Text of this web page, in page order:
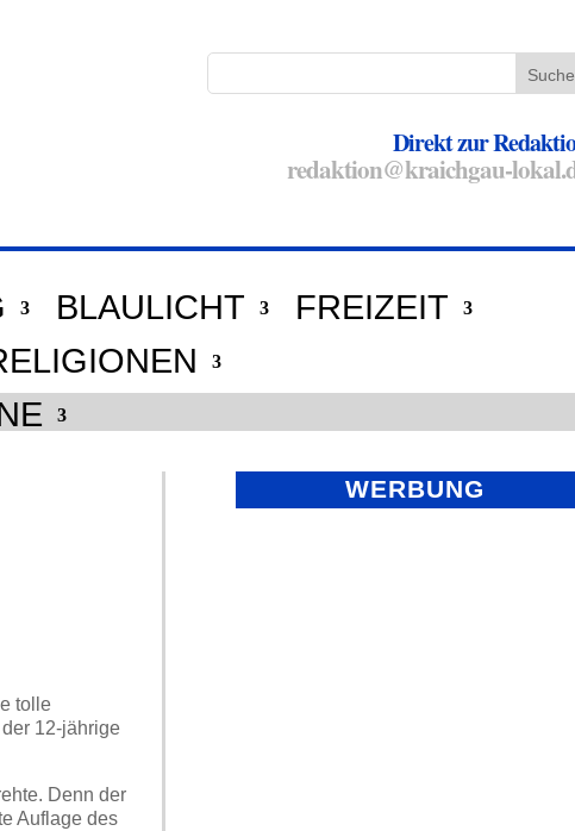
Direkt zur
redaktion@kraichgau-
BLAULICHT
FREIZEIT
tolle
12-jährige
Denn der
Auflage des
WERBUNG